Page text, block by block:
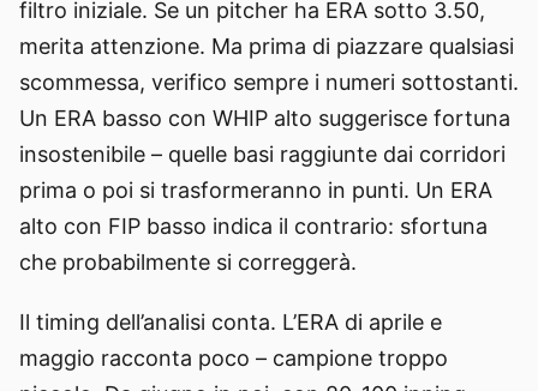
filtro iniziale. Se un pitcher ha ERA sotto 3.50,
merita attenzione. Ma prima di piazzare qualsiasi
scommessa, verifico sempre i numeri sottostanti.
Un ERA basso con WHIP alto suggerisce fortuna
insostenibile – quelle basi raggiunte dai corridori
prima o poi si trasformeranno in punti. Un ERA
alto con FIP basso indica il contrario: sfortuna
che probabilmente si correggerà.
Il timing dell’analisi conta. L’ERA di aprile e
maggio racconta poco – campione troppo